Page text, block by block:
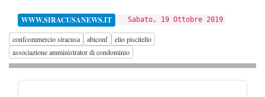
WWW.SIRACUSANEWS.IT Sabato, 19 Ottobre 2019
confcommercio siracusa abiconf
elio piscitello
associazione amministrator di condominio